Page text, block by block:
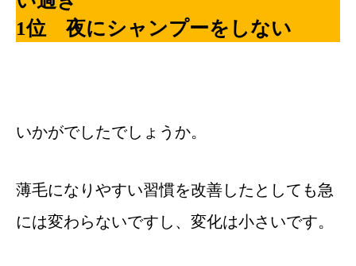
1位 夜にシャンプーをしない
いかがでしたでしょうか。
薄毛になりやすい習慣を改善したとしても急
には変わらないですし、変化は小さいです。